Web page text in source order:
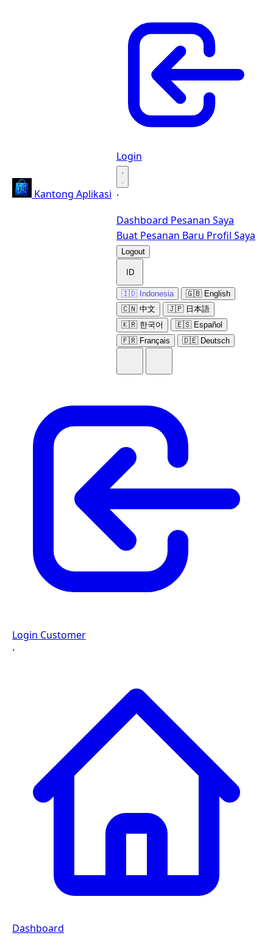
Kantong Aplikasi
Login
·
·
Dashboard Pesanan Saya
Buat Pesanan Baru Profil Saya
Logout
ID
🇮🇩 Indonesia
🇬🇧 English
🇨🇳 中文
🇯🇵 日本語
🇰🇷 한국어
🇪🇸 Español
🇫🇷 Français
🇩🇪 Deutsch
Login Customer
·
Dashboard